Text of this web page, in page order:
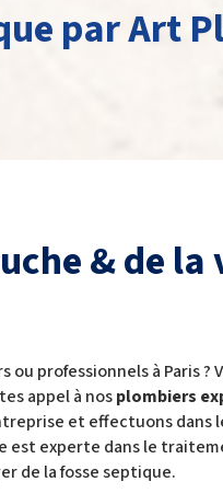
par Art
& de la
ou professionnels à Paris ?
appel à nosplombiers
et effectuons dans
est experte dans le
de la fosse septique.